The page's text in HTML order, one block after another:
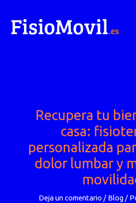
contenido
Recupera tu
casa:
personalizada
dolor lumbar y
Deja un comentario / Blog/